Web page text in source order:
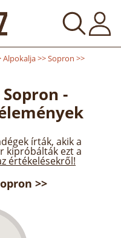
Alpokalja>>Sopron >>
-
írták, akik a
kipróbálták ezt a
értékelésekről!
>>